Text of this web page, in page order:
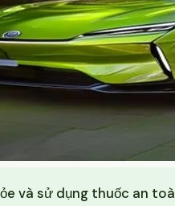
và sử dụng thuốc an